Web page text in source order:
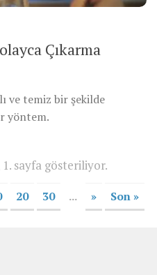
Çıkarma
ve temiz bir şekilde
yöntem.
sayfa gösteriliyor.
20 30 ... » Son »